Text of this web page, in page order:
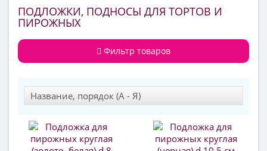
ПОДЛОЖКИ, ПОДНОСЫ ДЛЯ ТОРТОВ И
ПИРОЖНЫХ
Фильтр товаров